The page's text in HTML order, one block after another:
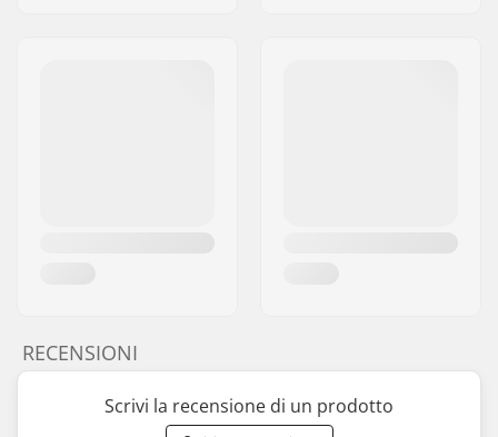
RECENSIONI
Scrivi la recensione di un prodotto